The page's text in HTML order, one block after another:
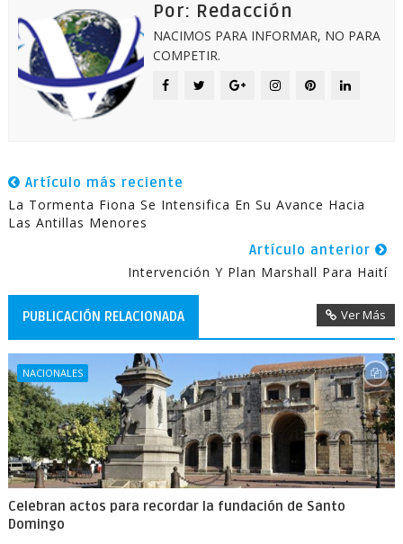
Por: Redacción
NACIMOS PARA INFORMAR, NO PARA
COMPETIR.
Artículo más reciente
La Tormenta Fiona Se Intensifica En Su Avance Hacia
Las Antillas Menores
Artículo anterior
Intervención Y Plan Marshall Para Haití
PUBLICACIÓN RELACIONADA Ver Más
NACIONALES
Celebran actos para recordar la fundación de Santo
Domingo